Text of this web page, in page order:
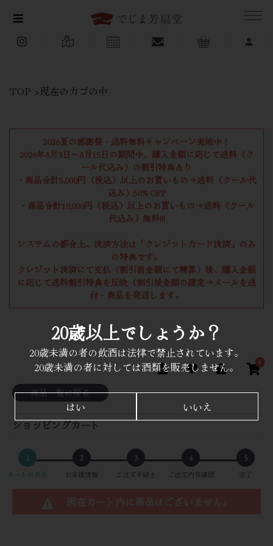
TOP >現在のカゴの中
2026夏の感謝祭・送料無料キャンペーン実地中！
2026年8月3日〜8月15日の期間中、購入金額に応じて送料（ク
ール代込み）の割引特典あり
・商品合計5,000円（税込）以上のお買いもの→送料（クール代
込み）50% OFF
・商品合計10,000円（税込）以上のお買いもの→送料（クール
代込み）無料!!!
システムの都合上、決済方法は「クレジットカード決済」のみ
の特典です。
クレジット決済にて支払（割引前金額にて精算）後、購入金額
に応じて送料割引特典を反映（割引後金額の確定→メールを送
付・商品を発送します。
0
商品一覧に戻る
20歳以上でしょうか？
20歳未満の者の飲酒は法律で禁止されています。
20歳未満の者に対しては酒類を販売しません。
はい
いいえ
ショッピングカート
1
カートの商品
2
お客様情報
3
ご注文手続き
4
ご注文内容確認
5
完了